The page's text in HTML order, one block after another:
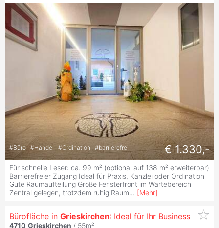
#Büro #Handel #Ordination #barrierefrei € 1.330,-
Für schnelle Leser: ca. 99 m² (optional auf 138 m² erweiterbar)
Barrierefreier Zugang Ideal für Praxis, Kanzlei oder Ordination
Gute Raumaufteilung Große Fensterfront im Wartebereich
Zentral gelegen, trotzdem ruhig Raum... [Mehr]
Bürofläche in Grieskirchen: Ideal für Ihr Business
4710 Grieskirchen / 55m²